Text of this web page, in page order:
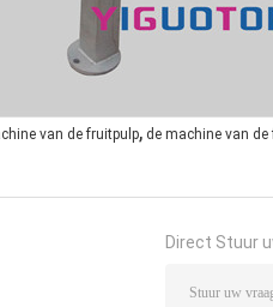
van de fruitpulp, de machine van
Direct Stuur